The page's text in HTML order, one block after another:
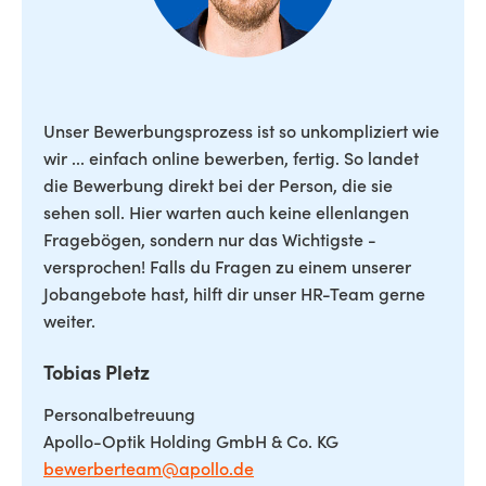
Unser Bewerbungsprozess ist so unkompliziert wie
wir ... einfach online bewerben, fertig. So landet
die Bewerbung direkt bei der Person, die sie
sehen soll. Hier warten auch keine ellenlangen
Fragebögen, sondern nur das Wichtigste -
versprochen! Falls du Fragen zu einem unserer
Jobangebote hast, hilft dir unser HR-Team gerne
weiter.
Tobias Pletz
Personalbetreuung
Apollo-Optik Holding GmbH & Co. KG
bewerberteam@apollo.de